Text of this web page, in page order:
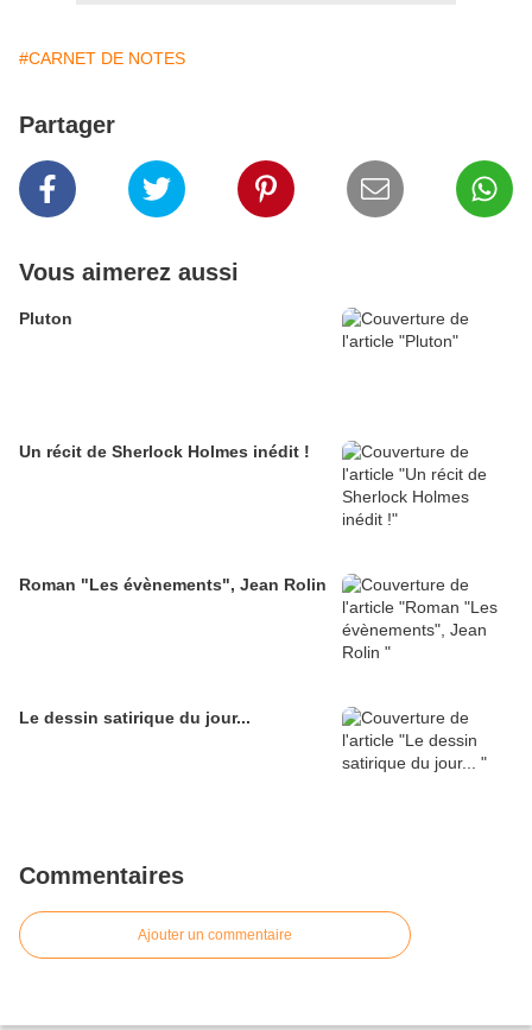
#CARNET DE NOTES
Partager
Vous aimerez aussi
Pluton
Un récit de Sherlock Holmes inédit !
Roman "Les évènements", Jean Rolin
Le dessin satirique du jour...
Commentaires
Ajouter un commentaire